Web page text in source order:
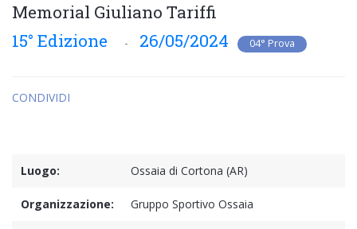
Memorial Giuliano Tariffi
15° Edizione
- 26/05/2024 04° Prova
CONDIVIDI
Luogo: Ossaia di Cortona (AR)
Organizzazione: Gruppo Sportivo Ossaia